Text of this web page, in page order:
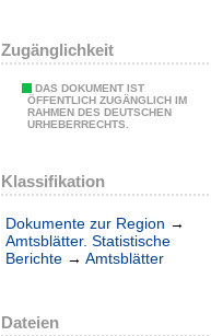
Zugänglichkeit
DAS DOKUMENT IST
ÖFFENTLICH ZUGÄNGLICH IM
RAHMEN DES DEUTSCHEN
URHEBERRECHTS.
Klassifikation
Dokumente zur Region →
Amtsblätter. Statistische
Berichte → Amtsblätter
Dateien